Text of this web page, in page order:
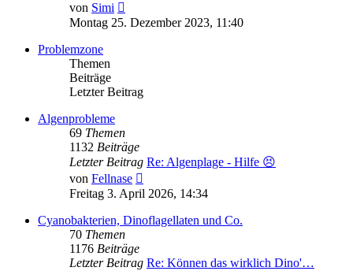
von Simi
Beitrag
Montag 25. Dezember 2023, 11:40
Problemzone
Themen
Beiträge
Letzter Beitrag
Algenprobleme
69 Themen
1132 Beiträge
Letzter Beitrag Re: Algenplage - Hilfe 😣
von Fellnase
Beitrag
Freitag 3. April 2026, 14:34
Cyanobakterien, Dinoflagellaten und Co.
70 Themen
1176 Beiträge
Letzter Beitrag Re: Können das wirklich Dino'…